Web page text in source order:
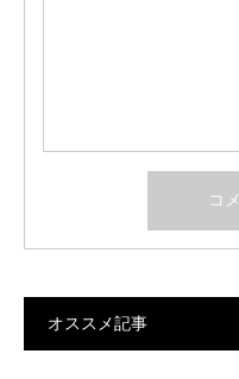
オススメ記事